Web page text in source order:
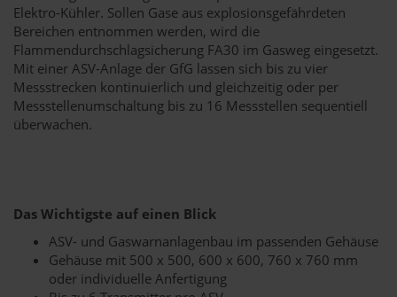
Elektro-Kühler. Sollen Gase aus explosionsgefährdeten
Bereichen entnommen werden, wird die
Flammendurchschlagsicherung FA30 im Gasweg eingesetzt.
Mit einer ASV-Anlage der GfG lassen sich bis zu vier
Messstrecken kontinuierlich und gleichzeitig oder per
Messstellenumschaltung bis zu 16 Messstellen sequentiell
überwachen.
Das Wichtigste auf einen Blick
ASV- und Gaswarnanlagenbau im passenden Gehäuse
Gehäuse mit 500 x 500, 600 x 600, 760 x 760 mm
oder individuelle Anfertigung